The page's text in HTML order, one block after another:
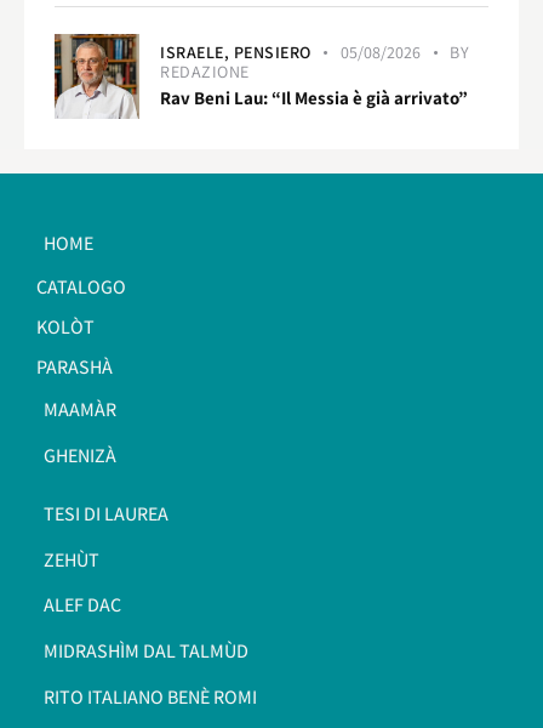
ISRAELE, PENSIERO 05/08/2026
BY
REDAZIONE
Rav Beni Lau: “Il Messia è già arrivato”
HOME
CATALOGO
KOLÒT
PARASHÀ
MAAMÀR
GHENIZÀ
TESI DI LAUREA
ZEHÙT
ALEF DAC
MIDRASHÌM DAL TALMÙD
RITO ITALIANO BENÈ ROMI​